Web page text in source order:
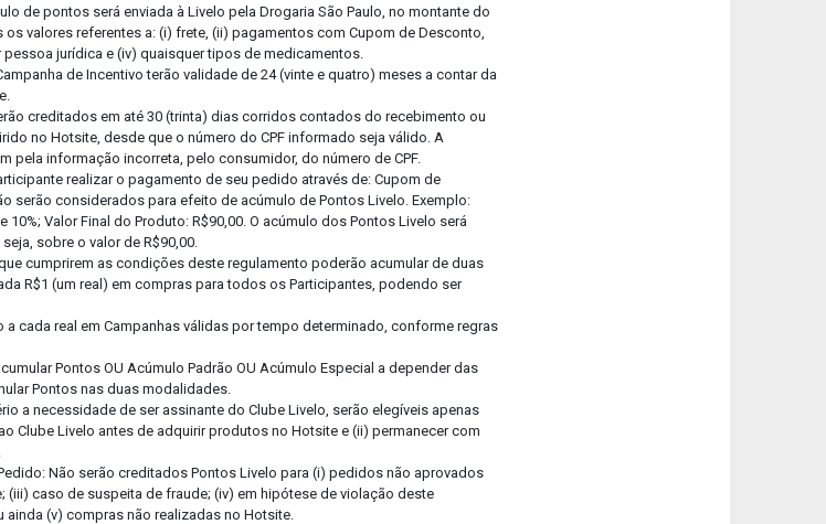
de pontos será enviada à Livelo pela Drogaria São Paulo, no montante do
valores referentes a: (i) frete, (ii) pagamentos com Cupom de Desconto,
jurídica e (iv) quaisquer tipos de medicamentos.
de Incentivo terão validade de 24 (vinte e quatro) meses a contar da
creditados em até 30 (trinta) dias corridos contados do recebimento ou
no Hotsite, desde que o número do CPF informado seja válido. A
pela informação incorreta, pelo consumidor, do número de CPF.
realizar o pagamento de seu pedido através de: Cupom de
serão considerados para efeito de acúmulo de Pontos Livelo. Exemplo:
Valor Final do Produto: R$90,00. O acúmulo dos Pontos Livelo será
sobre o valor de R$90,00.
cumprirem as condições deste regulamento poderão acumular de duas
R$1 (um real) em compras para todos os Participantes, podendo ser
cada real em Campanhas válidas por tempo determinado, conforme regras
Pontos OU Acúmulo Padrão OU Acúmulo Especial a depender das
Pontos nas duas modalidades.
a necessidade de ser assinante do Clube Livelo, serão elegíveis apenas
Clube Livelo antes de adquirir produtos no Hotsite e (ii) permanecer com
Não serão creditados Pontos Livelo para (i) pedidos não aprovados
caso de suspeita de fraude; (iv) em hipótese de violação deste
(v) compras não realizadas no Hotsite.
sua Receita